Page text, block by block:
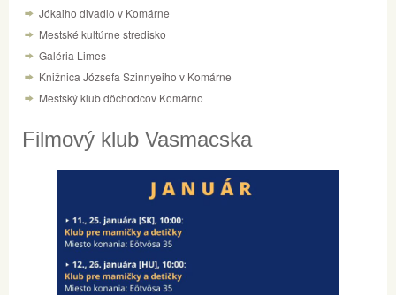
Jókaiho divadlo v Komárne
Mestské kultúrne stredisko
Galéria Limes
Knižnica Józsefa Szinnyeiho v Komárne
Mestský klub dôchodcov Komárno
Filmový klub Vasmacska